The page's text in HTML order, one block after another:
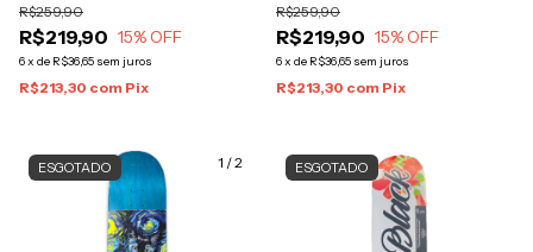
R$219,90
R$259,90
15% OFF
6x de R$36,65 sem juros
R$213,30 com Pix
R$219,90
R$259,90
15% OFF
6x de R$36,65 sem juros
R$213,30 com Pix
1 /2
ESGOTADO ESGOTADO